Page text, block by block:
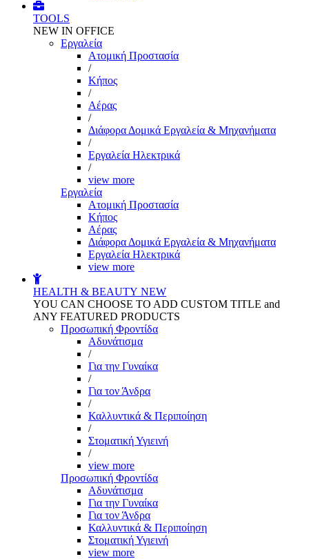
TOOLS
NEW IN OFFICE
Εργαλεία
Aτομική Προστασία
/
Kήπος
/
Αέρας
/
Διάφορα Δομικά Εργαλεία & Μηχανήματα
/
Εργαλεία Ηλεκτρικά
/
view more
Εργαλεία
Aτομική Προστασία
Kήπος
Αέρας
Διάφορα Δομικά Εργαλεία & Μηχανήματα
Εργαλεία Ηλεκτρικά
view more
HEALTH & BEAUTY NEW
YOU CAN CHOOSE TO ADD CUSTOM TITLE and
ANY FEATURED PRODUCTS
Προσωπική Φροντίδα
Αδυνάτισμα
/
Για την Γυναίκα
/
Για τον Άνδρα
/
Καλλυντικά & Περιποίηση
/
Στοματική Υγιεινή
/
view more
Προσωπική Φροντίδα
Αδυνάτισμα
Για την Γυναίκα
Για τον Άνδρα
Καλλυντικά & Περιποίηση
Στοματική Υγιεινή
view more